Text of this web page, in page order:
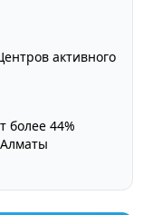
активного
более 44%